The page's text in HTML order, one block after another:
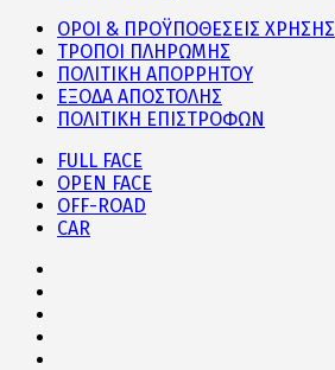
ΟΡΟΙ & ΠΡΟΫΠΟΘΕΣΕΙΣ ΧΡΗΣΗΣ
ΤΡΟΠΟΙ ΠΛΗΡΩΜΗΣ
ΠΟΛΙΤΙΚΗ ΑΠΟΡΡΗΤΟΥ
ΕΞΟΔΑ ΑΠΟΣΤΟΛΗΣ
ΠΟΛΙΤΙΚΗ ΕΠΙΣΤΡΟΦΩΝ
FULL FACE
OPEN FACE
OFF-ROAD
CAR